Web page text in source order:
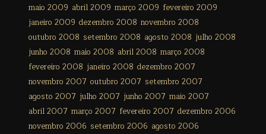
maio 2009 abril 2009 março 2009 fevereiro 2009
janeiro 2009 dezembro 2008 novembro 2008
outubro 2008 setembro 2008 agosto 2008 julho 2008
junho 2008 maio 2008 abril 2008 março 2008
fevereiro 2008 janeiro 2008 dezembro 2007
novembro 2007 outubro 2007 setembro 2007
agosto 2007 julho 2007 junho 2007 maio 2007
abril 2007 março 2007 fevereiro 2007 dezembro 2006
novembro 2006 setembro 2006 agosto 2006